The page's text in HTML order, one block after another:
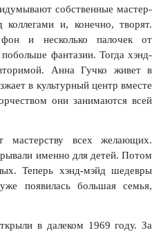
собственные мастер-
и, конечно, творят.
и несколько палочек от
фантазии. Тогда хэнд-
Анна Гучко живет в
в культурный центр вместе
они занимаются всей
мастерству всех желающих.
именно для детей. Потом
Теперь хэнд-мэйд шедевры
появилась большая семья,
в далеком 1969 году. За